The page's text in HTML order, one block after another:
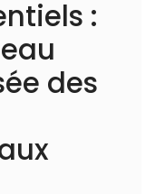
:
des